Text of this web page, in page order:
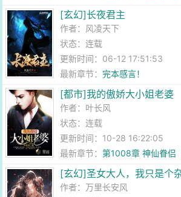
[玄幻]长夜君主
作者： 风凌天下
状态：连载
更新时间：06-12 17:51:53
最新章节：完本感言！
[都市]我的傲娇大小姐老婆
作者： 叶长风
状态：连载
更新时间：10-28 16:22:05
最新章节：第1008章 神仙眷侣
[玄幻]圣女大人，我只是个
作者： 万里长安风